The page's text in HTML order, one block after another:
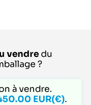
vendre du
?
à vendre.
EUR(€).